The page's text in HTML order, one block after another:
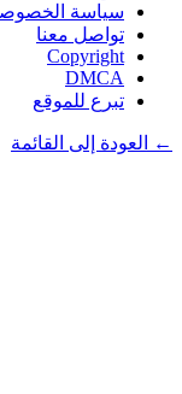
سياسة
تواصل معنا
Copyright
DMCA
تبرع للموقع
← العودة إلى القائمة